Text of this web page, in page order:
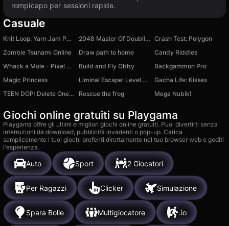
rompicapo per sessioni rapide.
Casuale
Knit Loop: Yarn Jam Puzzle 2048 Master Of Doubling Crash Test: Polygon
Zombie Tsunami Online
Draw path to home
Candy Riddles
Whack a Mole - Pixel Version
Build and Fly Obby
Backgammon Pro
Magic Princess
Liminal Escape: Level Zero
Gacha Life: Kisses
TEEN DOP: Delete One Part
Rescue the frog Mega Nubik!
Giochi online gratuiti su Playgama
Playgama offre gli ultimi e migliori giochi online gratuiti. Puoi divertirti senza
interruzioni da download, pubblicità invadenti o pop-up. Carica
semplicemente i tuoi giochi preferiti direttamente nel tuo browser web e goditi
l'esperienza.
Auto Sport 2 Giocatori
Per Ragazzi Clicker Simulazione
Spara Bolle Multigiocatore .io